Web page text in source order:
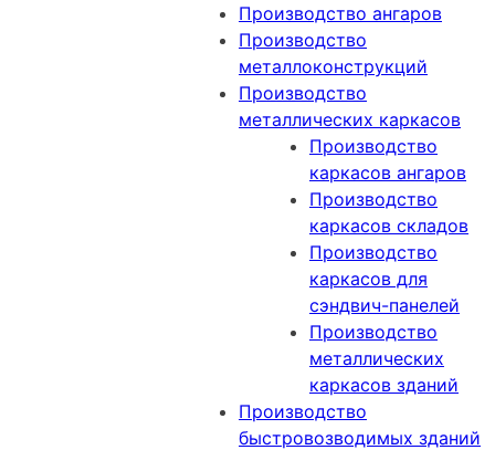
Производство ангаров
Производство
металлоконструкций
Производство
металлических каркасов
Производство
каркасов ангаров
Производство
каркасов складов
Производство
каркасов для
сэндвич-панелей
Производство
металлических
каркасов зданий
Производство
быстровозводимых зданий